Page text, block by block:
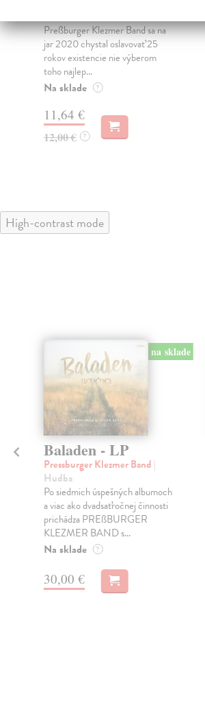
Preßburger Klezmer Band sa na
jar 2020 chystal oslavovať 25
rokov existencie nie výberom
toho najlep...
Na sklade ?
11,64 €
12,00 € ?
High-contrast mode
na sklade
Baladen - LP
Pressburger Klezmer Band |
Hudba
Po siedmich úspešných albumoch
a viac ako dvadsaťročnej činnosti
prichádza PREßBURGER
KLEZMER BAND s...
Na sklade ?
30,00 €